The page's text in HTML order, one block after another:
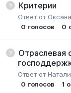
Критерии
Ответ от
0 голосов 0
Отраслевая
Ответ от
0 голосов 1